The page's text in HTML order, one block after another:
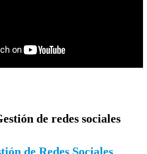
de redes sociales